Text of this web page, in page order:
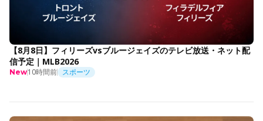
【8月8日】フィリーズvsブルージェイズのテレビ放送・ネット配
信予定｜MLB2026
New10時間前 スポーツ